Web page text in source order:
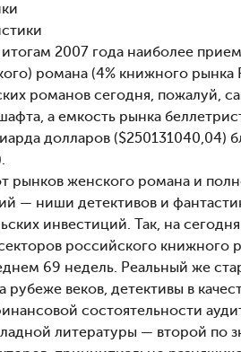
2007 года наиболее
романа (4% книжного
романов сегодня, пожалуй,
а емкость рынка
долларов ($250131040,04)
рынков женского романа и
— ниши детективов и
инвестиций. Так, на
российского книжного
69 недель. Реальный же
рубеже веков, детективы в
состоятельности
литературы — второй по